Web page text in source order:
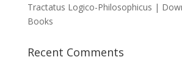
Tractatus Logico-Philosophicus |
Books
Recent Comments